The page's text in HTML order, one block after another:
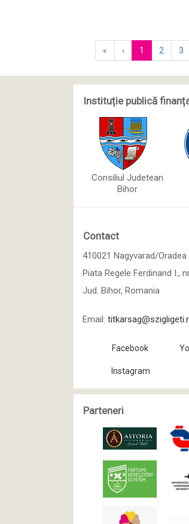
« ‹ 1 2 3
Instituție publică
Consiliul Judetean
Bihor
Contact
410021 Nagyvarad/Oradea
Piata Regele Ferdinand I.,
Jud. Bihor, Romania
Email:
Facebook
Instagram
Parteneri